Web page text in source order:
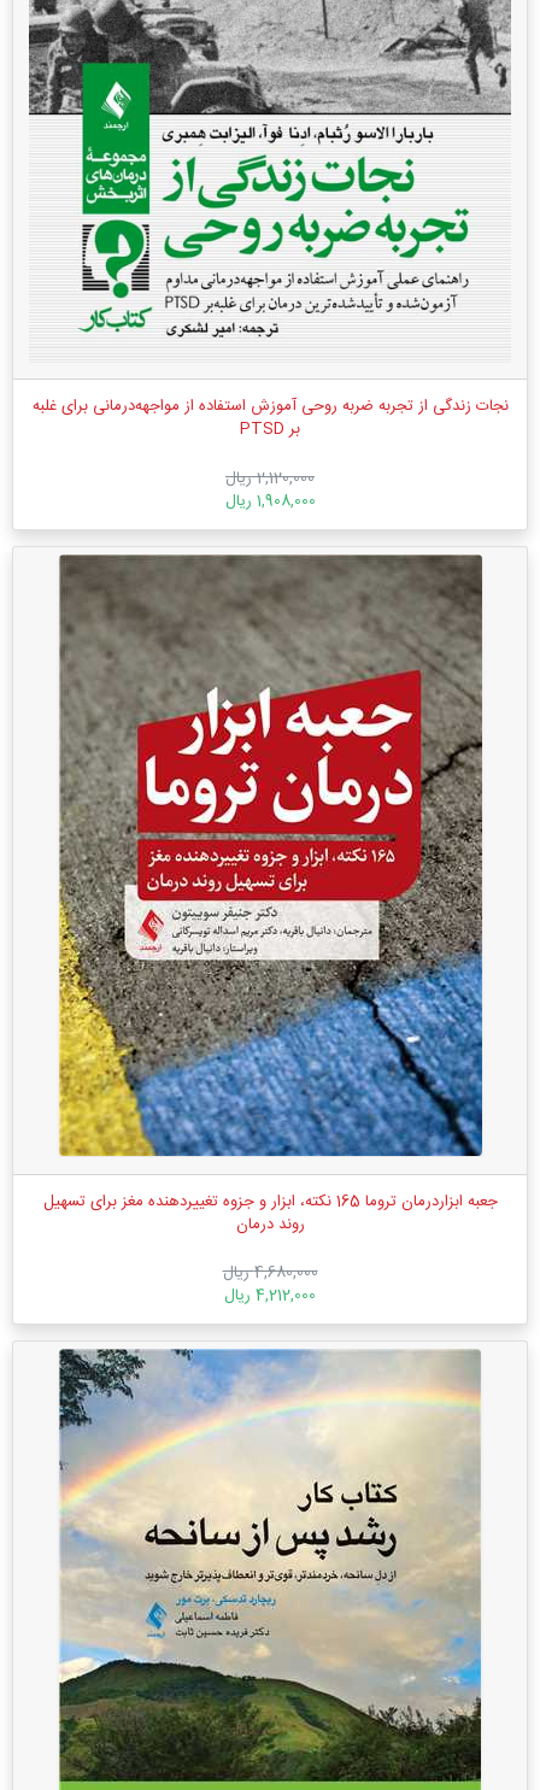
نجات زندگی از تجربه ضربه روحی آموزش استفاده از مواجهه‌‏درمانی برای غلبه‏
بر PTSD
2,120,000 ریال
1,908,000 ریال
جعبه ابزاردرمان تروما 165 نکته، ابزار و جزوه تغییردهنده مغز برای تسهیل
روند درمان
4,680,000 ریال
4,212,000 ریال